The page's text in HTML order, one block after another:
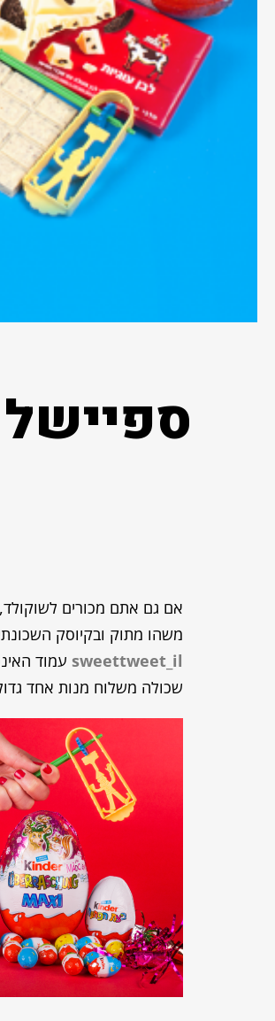
אם גם אתם מכורים לשוקולד,
משהו מתוק ובקיוסק
sweettweet_il
שכולה משלוח מנות אחד